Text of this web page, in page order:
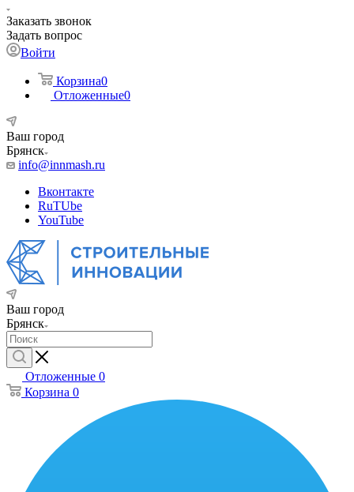
Заказать звонок
Задать вопрос
Войти
Корзина0
Отложенные0
Ваш город
Брянск
info@innmash.ru
Вконтакте
RuTUbe
YouTube
Ваш город
Брянск
Отложенные 0
Корзина 0